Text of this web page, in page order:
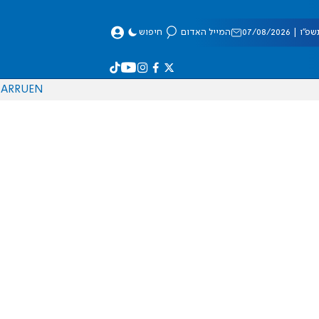
08/2026 המייל האדום חיפוש
EN
RU
AR